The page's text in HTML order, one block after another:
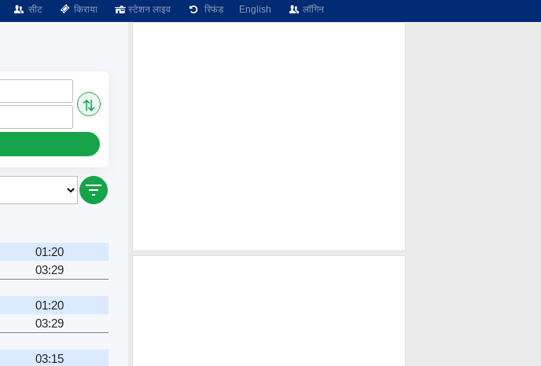
सीट किराया स्टेशन लाइव रिफंड English लॉगिन
⇅
01:20
03:29
01:20
03:29
03:15